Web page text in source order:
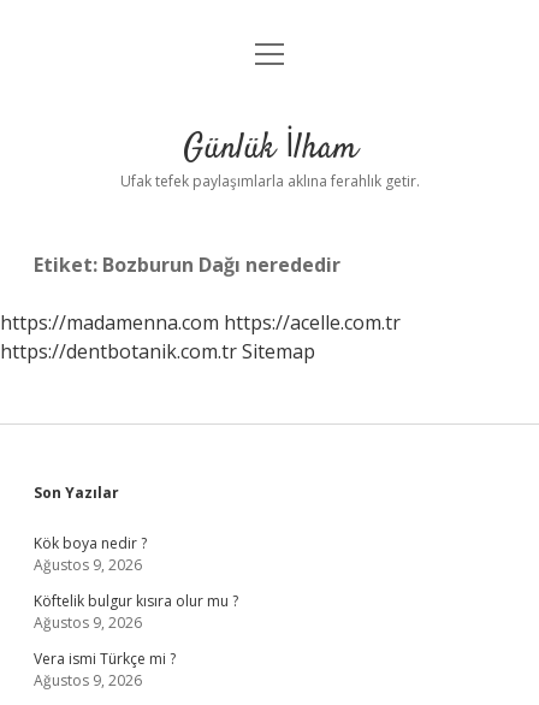
Anasayfa
Yasal Uyarı
menüyü
Günlük İlham
Ufak tefek paylaşımlarla aklına ferahlık getir.
Etiket: Bozburun Dağı nerededir
https://madamenna.com https://acelle.com.tr
https://dentbotanik.com.trSitemap
Sidebar
Son Yazılar
Kök boya nedir ?
Ağustos 9, 2026
Köftelik bulgur kısıra olur mu ?
Ağustos 9, 2026
Vera ismi Türkçe mi ?
Ağustos 9, 2026